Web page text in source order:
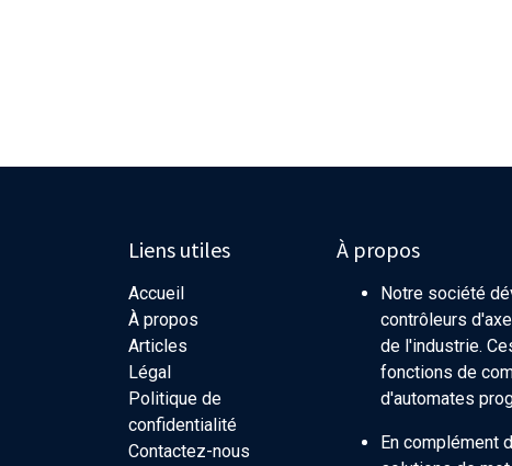
Liens utiles
Accueil
À propos
Articles
Légal
Politique de
confidentialité
Contactez-nous
À propos
Notre société
contrôleurs
de l'industrie.
fonctions de
d'automates
En complément